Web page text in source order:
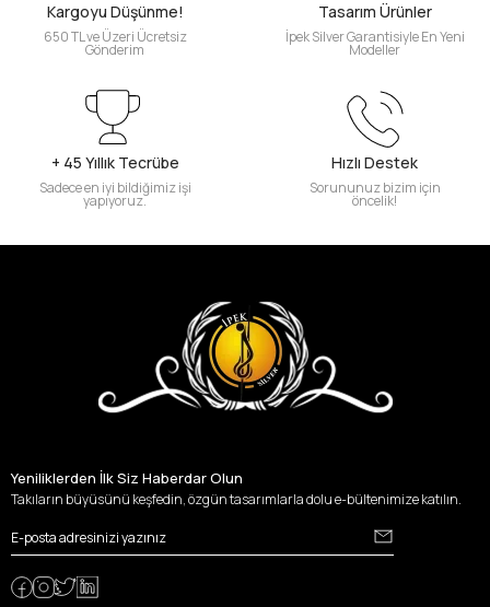
Kargoyu Düşünme!
650 TL ve Üzeri Ücretsiz
Gönderim
Tasarım Ürünler
İpek Silver Garantisiyle En Yeni
Modeller
+ 45 Yıllık Tecrübe
Sadece en iyi bildiğimiz işi
yapıyoruz.
Hızlı Destek
Sorununuz bizim için
öncelik!
Yeniliklerden İlk Siz Haberdar Olun
Takıların büyüsünü keşfedin, özgün tasarımlarla dolu e-bültenimize katılın.